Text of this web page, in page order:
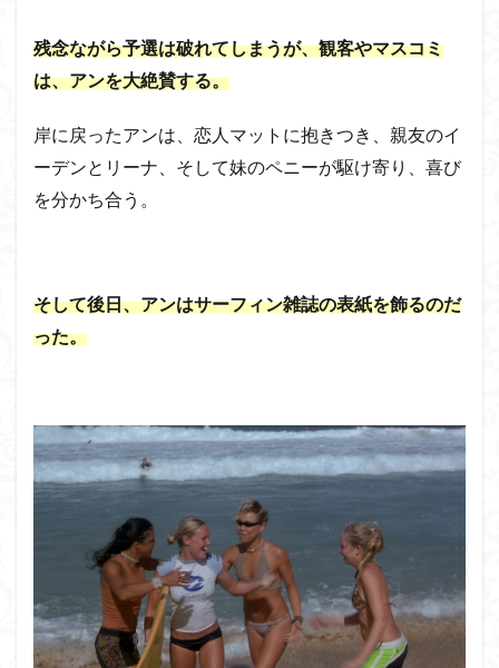
残念ながら予選は破れてしまうが、観客やマスコミ
は、アンを大絶賛する。
岸に戻ったアンは、恋人マットに抱きつき、親友のイ
ーデンとリーナ、そして妹のペニーが駆け寄り、喜び
を分かち合う。
そして後日、アンはサーフィン雑誌の表紙を飾るのだ
った。